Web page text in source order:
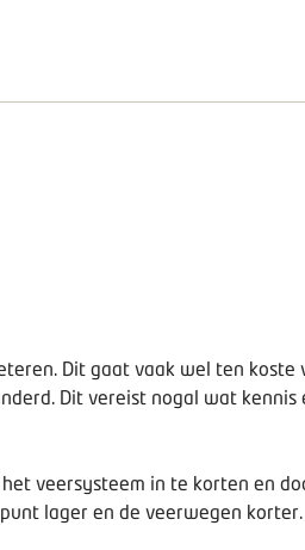
Dit gaat vaak wel ten
Dit vereist nogal wat kennis
veersysteem in te korten en
lager en de veerwegen korter.